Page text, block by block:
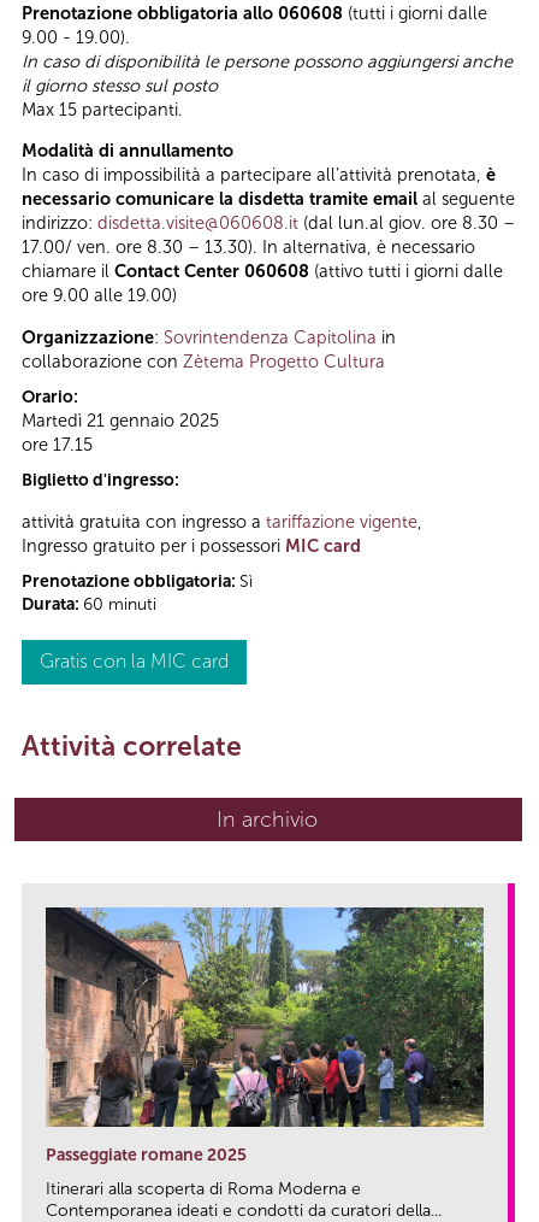
Prenotazione obbligatoria allo 060608 (tutti i giorni dalle
9.00 - 19.00).
In caso di disponibilità le persone possono aggiungersi anche
il giorno stesso sul posto
Max 15 partecipanti.
Modalità di annullamento
In caso di impossibilità a partecipare all’attività prenotata, è
necessario comunicare la disdetta tramite email al seguente
indirizzo: disdetta.visite@060608.it (dal lun.al giov. ore 8.30 –
17.00/ ven. ore 8.30 – 13.30). In alternativa, è necessario
chiamare il Contact Center 060608 (attivo tutti i giorni dalle
ore 9.00 alle 19.00)
Organizzazione: Sovrintendenza Capitolina in
collaborazione con Zètema Progetto Cultura
Orario:
Martedì 21 gennaio 2025
ore 17.15
Biglietto d'ingresso:
attività gratuita con ingresso a tariffazione vigente
Ingresso gratuito per i possessori MIC card
Prenotazione obbligatoria: Sì
Durata: 60 minuti
Gratis con la MIC card
Attività correlate
In archivio
Passeggiate romane 2025
Itinerari alla scoperta di Roma Moderna e
Contemporanea ideati e condotti da curatori della...